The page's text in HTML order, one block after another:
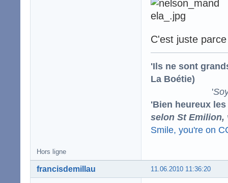
C'est juste
'Ils ne sont
La Boétie)
'
'Bien heureux
selon St Emilion,
Smile, you're on
Hors ligne
11.06.2010 11:36:20
francisdemillau